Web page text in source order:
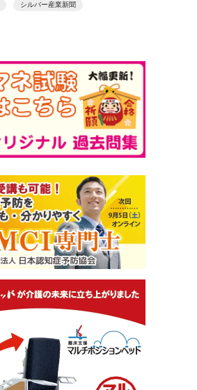
シルバー産業新聞